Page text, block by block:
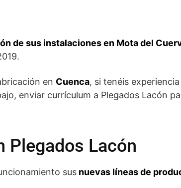
de sus instalaciones en Mota del
en Cuenca, si tenéis
enviar currículum a Plegados Lacón
Plegados Lacón
sus nuevas líneas de